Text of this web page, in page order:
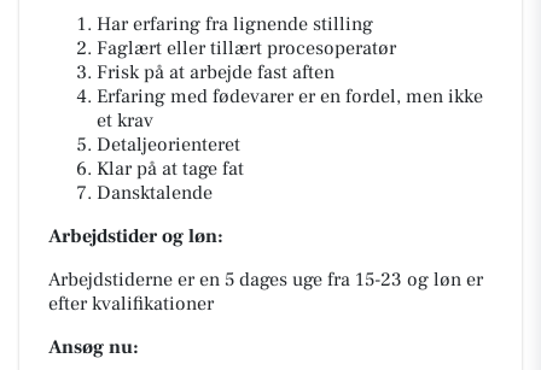
Har erfaring fra lignende stilling
Faglært eller tillært procesoperatør
Frisk på at arbejde fast aften
Erfaring med fødevarer er en fordel, men ikke
et krav
Detaljeorienteret
Klar på at tage fat
Dansktalende
Arbejdstider og løn:
Arbejdstiderne er en 5 dages uge fra 15-23 og løn er
efter kvalifikationer
Ansøg nu: